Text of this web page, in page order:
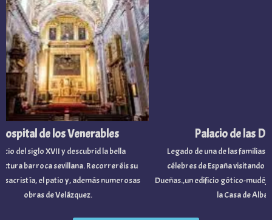
Palacio de las
Legado de una de las familias
célebres de España visitando el
Dueñas.,un edificio gótico-
la Casa de Alba.
de los Venerables
del siglo XVII y descubrid la bella
barroca sevillana. Recorreréis su
el patio y, además numerosas
obras de Velázquez.